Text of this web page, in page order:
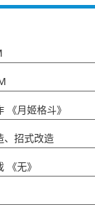
《月姬格斗》
、招式改造
《无》